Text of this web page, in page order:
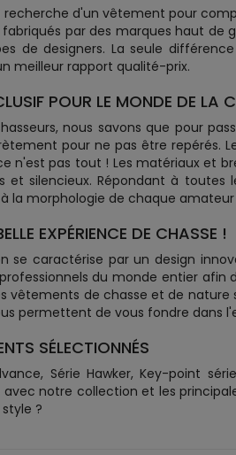
recherche d'un vêtement pour
par des marques haut de
de designers. La seule
meilleur rapport qualité-prix.
POUR LE MONDE DE LA
nous savons que pour
pour ne pas être repérés.
n'est pas tout ! Les matériaux et
et silencieux. Répondant à
la morphologie de chaque amateur
EXPÉRIENCE DE CHASSE !
se caractérise par un design
du monde entier
vêtements de chasse et de nature
permettent de vous fondre dans
SÉLECTIONNÉS
Série Hawker, Key-point
avec notre collection et les
?